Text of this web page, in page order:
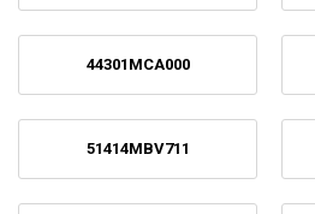
44301MCA000
51414MBV711